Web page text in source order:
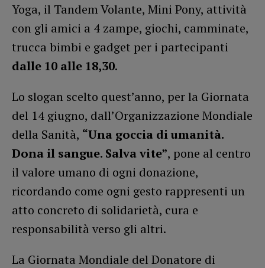
Yoga, il Tandem Volante, Mini Pony, attività
con gli amici a 4 zampe, giochi, camminate,
trucca bimbi e gadget per i partecipanti
dalle 10 alle 18,30.
Lo slogan scelto quest’anno, per la Giornata
del 14 giugno, dall’Organizzazione Mondiale
della Sanità, “Una goccia di umanità.
Dona il sangue. Salva vite”, pone al centro
il valore umano di ogni donazione,
ricordando come ogni gesto rappresenti un
atto concreto di solidarietà, cura e
responsabilità verso gli altri.
La Giornata Mondiale del Donatore di